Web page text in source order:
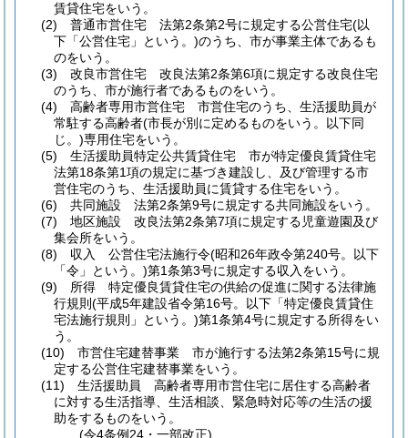
賃貸住宅をいう。
(2)
普通市営住宅 法第2条第2号に規定する公営住宅(以
下「公営住宅」という。)のうち、市が事業主体であるも
のをいう。
(3)
改良市営住宅 改良法第2条第6項に規定する改良住宅
のうち、市が施行者であるものをいう。
(4)
高齢者専用市営住宅 市営住宅のうち、生活援助員が
常駐する高齢者(市長が別に定めるものをいう。以下同
じ。)専用住宅をいう。
(5)
生活援助員特定公共賃貸住宅 市が特定優良賃貸住宅
法第18条第1項の規定に基づき建設し、及び管理する市
営住宅のうち、生活援助員に賃貸する住宅をいう。
(6)
共同施設 法第2条第9号に規定する共同施設をいう。
(7)
地区施設 改良法第2条第7項に規定する児童遊園及び
集会所をいう。
(8)
収入 公営住宅法施行令(昭和26年政令第240号。以下
「令」という。)第1条第3号に規定する収入をいう。
(9)
所得 特定優良賃貸住宅の供給の促進に関する法律施
行規則 (平成5年建設省令第16号。以下「特定優良賃貸住
宅法施行規則」という。)第1条第4号に規定する所得をい
う。
(10)
市営住宅建替事業 市が施行する法第2条第15号に規
定する公営住宅建替事業をいう。
(11)
生活援助員 高齢者専用市営住宅に居住する高齢者
に対する生活指導、生活相談、緊急時対応等の生活の援
助をするものをいう。
(令4条例24・一部改正)